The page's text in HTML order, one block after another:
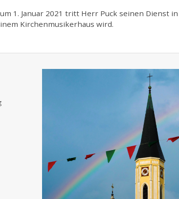
1. Januar 2021 tritt Herr Puck seinen Dienst
Kirchenmusikerhaus wird.